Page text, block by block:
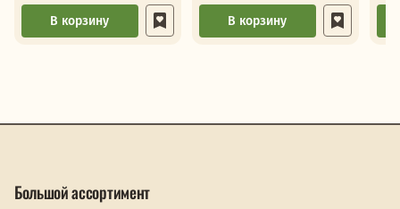
В корзину В корзину
Большой ассортимент